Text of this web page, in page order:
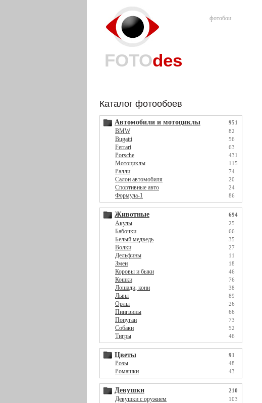
фотобои
FOTOdes
Каталог фотообоев
Автомобили и мотоциклы 951
BMW 82
Bugatti 56
Ferrari 63
Porsche 431
Мотоциклы 115
Ралли 74
Салон автомобиля 20
Спортивные авто 24
Формула-1 86
Животные 694
Акулы 25
Бабочки 66
Белый медведь 35
Волки 27
Дельфины 11
Змеи 18
Коровы и быки 46
Кошки 76
Лошади, кони 38
Львы 89
Орлы 26
Пингвины 66
Попугаи 73
Собаки 52
Тигры 46
Цветы 91
Розы 48
Ромашки 43
Девушки 210
Девушки с оружием 103